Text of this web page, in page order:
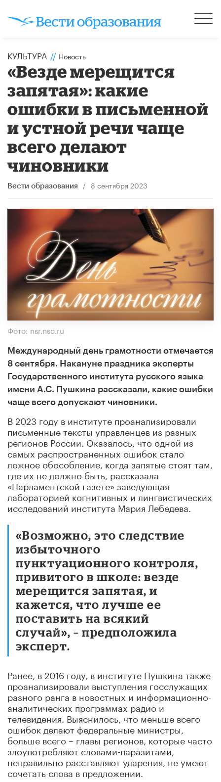
КУЛЬТУРА // Новость
«Везде мерещится
запятая»: какие
ошибки в письменной
и устной речи чаще
всего делают
чиновники
Вести образования / 8 сентября 2023
Фото: nsr.nso.ru
Международный день грамотности отмечается
8 сентября. Накануне праздника эксперты
Государственного института русского языка
имени А.С. Пушкина рассказали, какие ошибки
чаще всего допускают чиновники.
В 2023 году в институте проанализировали
письменные тексты управленцев из разных
регионов России. Оказалось, что одной из
самых распространенных ошибок стало
ложное обособление, когда запятые стоят там,
где их не должно быть, рассказала
«Парламентской газете» заведующая
лабораторией когнитивных и лингвистических
исследований института Мария Лебедева.
«Возможно, это следствие
избыточного
пунктуационного контроля,
привитого в школе: везде
мерещится запятая, и
кажется, что лучше ее
поставить на всякий
случай», – предположила
эксперт.
Ранее, в 2016 году, в институте Пушкина также
проанализировали выступления госслужащих
разного ранга в новостных и информационно-
аналитических программах радио и
телевидения. Выяснилось, что меньше всего
ошибок делают федеральные министры,
больше всего – главы регионов, которые часто
злоупотребляют словами-паразитами,
неправильно расставляют ударения, не умеют
сочетать слова в предложении.